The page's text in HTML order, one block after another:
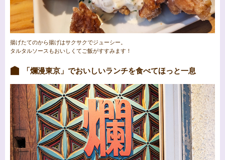
揚げたてのから揚げはサクサクでジューシー。
タルタルソースもおいしくてご飯がすすみます！
「爛漫東京」でおいしいランチを食べてほっと一息